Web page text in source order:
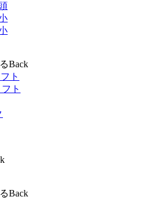
るBack
ト
ト
k
るBack